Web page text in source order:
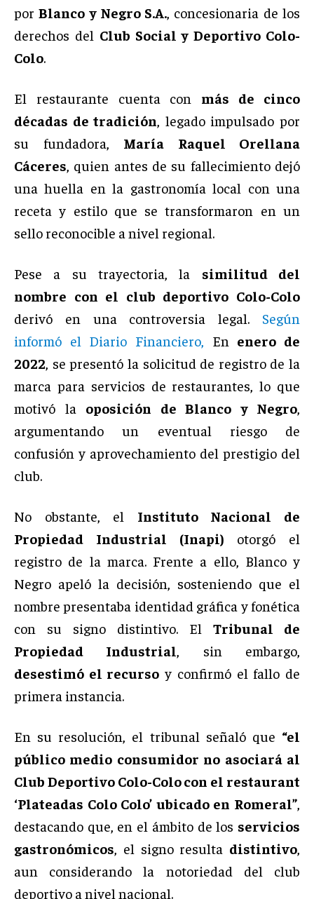
porBlanco y Negro S.A., concesionaria de los
derechos del Club Social y Deportivo Colo-
Colo.
El restaurante cuenta con más de cinco
décadas de tradición, legado impulsado por
su fundadora, María Raquel Orellana
Cáceres, quien antes de su fallecimiento dejó
una huella en la gastronomía local con una
receta y estilo que se transformaron en un
sello reconocible a nivel regional.
Pese a su trayectoria, la similitud del
nombre con el club deportivo Colo-Colo
derivó en una controversia legal. Según
informó el Diario Financiero, En enero de
2022, se presentó la solicitud de registro de la
marca para servicios de restaurantes, lo que
motivó la oposición de Blanco y Negro,
argumentando un eventual riesgo de
confusión y aprovechamiento del prestigio del
club.
No obstante, el Instituto Nacional de
Propiedad Industrial (Inapi) otorgó el
registro de la marca. Frente a ello, Blanco y
Negro apeló la decisión, sosteniendo que el
nombre presentaba identidad gráfica y fonética
con su signo distintivo. El Tribunal de
Propiedad Industrial, sin embargo,
desestimó el recurso y confirmó el fallo de
primera instancia.
En su resolución, el tribunal señaló que “el
público medio consumidor no asociará al
Club Deportivo Colo-Colo con el restaurant
‘Plateadas Colo Colo’ ubicado en Romeral”,
destacando que, en el ámbito de los servicios
gastronómicos, el signo resulta distintivo,
aun considerando la notoriedad del club
deportivo a nivel nacional.